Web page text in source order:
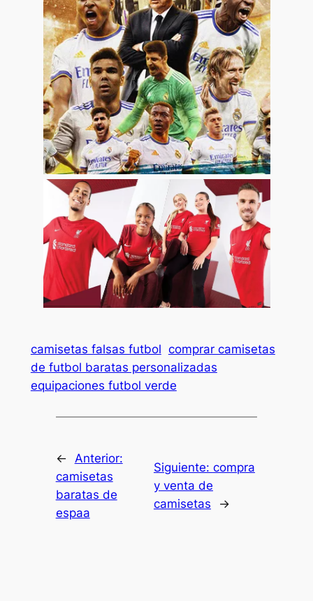
camisetas falsas futbol comprar camisetas
de futbol baratas personalizadas
equipaciones futbol verde
←
Anterior:
camisetas
baratas de
espaa
Siguiente: compra
y venta de
camisetas
→